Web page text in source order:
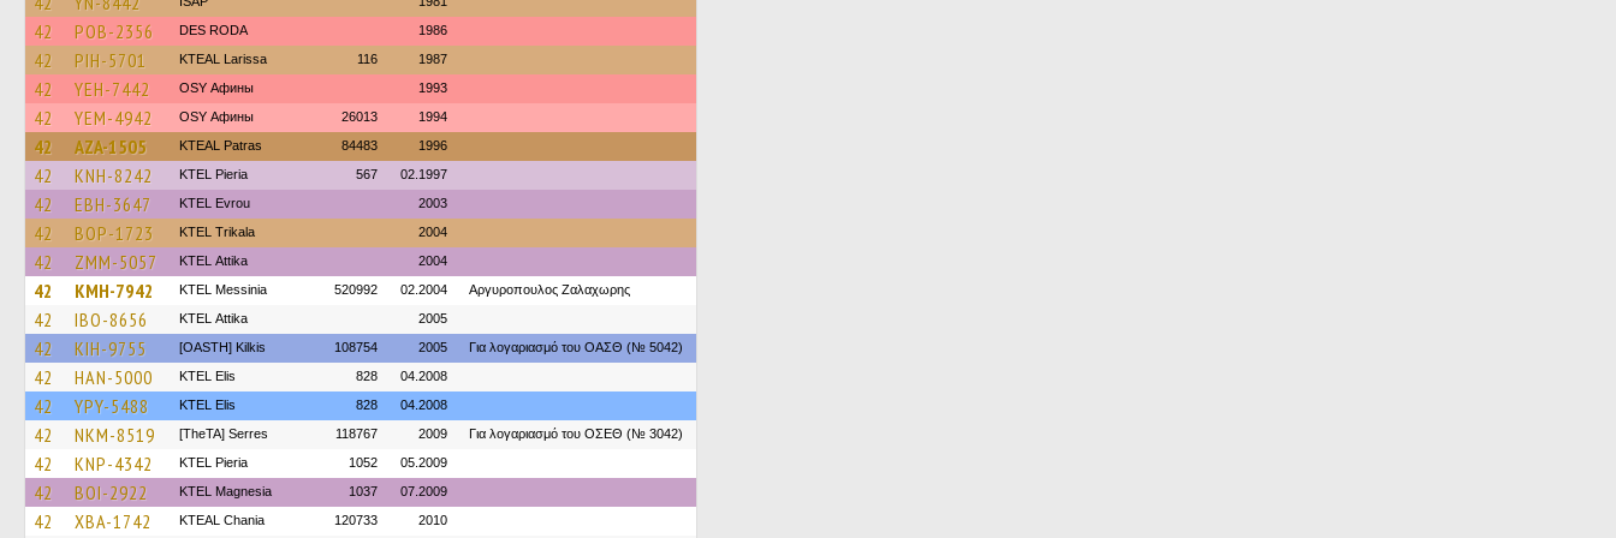
42 POB-2356 DES RODA 1986
42 PIH-5701 KTEAL Larissa 116 1987
42 YEH-7442 OSY Афины 1993
42 YEM-4942 OSY Афины 26013 1994
42 AZA-1505 KTEAL Patras 84483 1996
42 KNH-8242 KTEL Pieria 567 02.1997
42 EBH-3647 KTEL Evrou 2003
42 BOP-1723 ΚΤΕL Τrikala 2004
42 ZMM-5057 KΤΕL Αttika 2004
42 KMH-7942 KTEL Messinia 520992 02.2004 Αργυροπουλος Ζαλαχωρης
42 IBO-8656 KΤΕL Αttika 2005
42 KIH-9755 [OASTH] Kilkis 108754 2005 Για λογαριασμό του ΟΑΣΘ (№ 5042)
42 HAN-5000 KTEL Elis 828 04.2008
42 YPY-5488 KTEL Elis 828 04.2008
42 NKM-8519 [TheTA] Serres 118767 2009 Για λογαριασμό του ΟΣΕΘ (№ 3042)
42 KNP-4342 KTEL Pieria 1052 05.2009
42 BOI-2922 ΚΤΕL Magnesia 1037 07.2009
42 XBA-1742 KTEAL Chania 120733 2010